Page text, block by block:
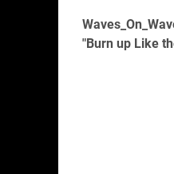
"Burn up Like